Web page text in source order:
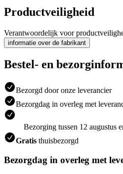
Productveiligheid
Verantwoordelijk voor
informatie over de fabrikant
Bestel- en
Bezorgd door onze leverancier
Bezorgdag in overleg met
Bezorging tussen 12 augustus
Gratis thuisbezorgd
Bezorgdag in overleg met